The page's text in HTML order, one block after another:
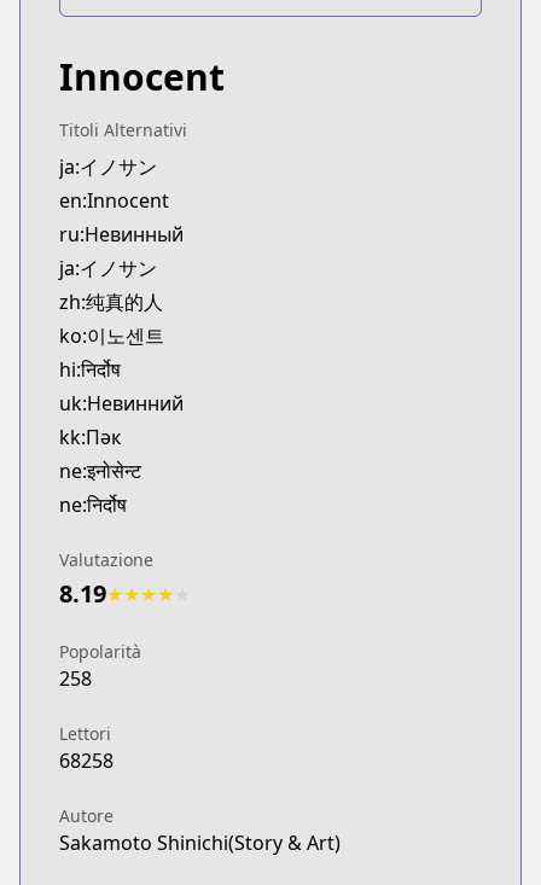
eBookJapan
Official Raw
https://youngjump.jp/innocent/
Kitsu
Kitsu
CDJapan
CDJapan
https://www.anime-planet.com/manga/https://
MangaUpdates
MangaUpdates
https://www.mangaupdates.com/
Book☆Walker
https://bookwalker.jp/series/16067/list
Official English
https://www.darkhorse.com/Books/3007-204/
Innocent
Titoli Alternativi
ja:イノサン
en:Innocent
ru:Невинный
ja:イノサン
zh:纯真的人
ko:이노센트
hi:निर्दोष
uk:Невинний
kk:Пәк
ne:इनोसेन्ट
ne:निर्दोष
Valutazione
8.19★★★★
Popolarità
258
Lettori
68258
Autore
Sakamoto Shinichi(Story & Art)